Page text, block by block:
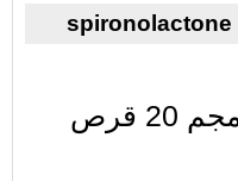
سعر دواء الداكتون25 مجم 20 قرص